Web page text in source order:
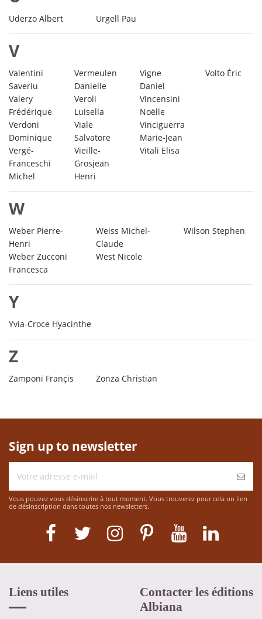
Uderzo Albert Urgell Pau
V
Valentini
Saveriu
Valery
Frédérique
Verdoni
Dominique
Vergé-
Franceschi
Michel
Vermeulen
Danielle
Veroli
Luisella
Viale
Salvatore
Vieille-
Grosjean
Henri
Vigne
Daniel
Vincensini
Noëlle
Vinciguerra
Marie-Jean
Vitali Elisa
Volto Éric
W
Weber Pierre-
Henri
Weber Zucconi
Francesca
Weiss Michel-
Claude
West Nicole
Wilson Stephen
Y
Yvia-Croce Hyacinthe
Z
Zamponi Françis Zonza Christian
Sign up to newsletter
Vous pouvez vous désinscrire à tout moment. Vous trouverez pour cela un lien
de désinscription dans toutes nos newsletters.
Liens utiles
Contacter les éditions
Albiana